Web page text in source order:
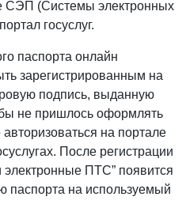
СЭП (Системы электронных
госуслуг.
паспорта онлайн
зарегистрированным на
подпись, выданную
не пришлось оформлять
на портале
После регистрации
электронные ПТС” появится
паспорта на используемый